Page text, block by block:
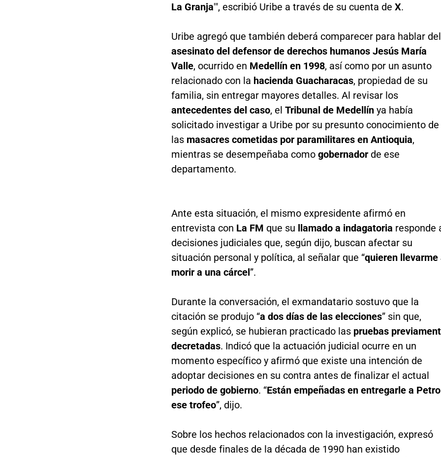
La Granja'", escribió Uribe a través de su cuenta de X.
Uribe agregó que también deberá comparecer para hablar del
asesinato del defensor de derechos humanos Jesús María
Valle, ocurrido en Medellín en 1998, así como por un asunto
relacionado con la hacienda Guacharacas, propiedad de su
familia, sin entregar mayores detalles. Al revisar los
antecedentes del caso, el Tribunal de Medellínya había
solicitado investigar a Uribe por su presunto conocimiento de
las masacres cometidas por paramilitares en Antioquia,
mientras se desempeñaba como gobernadorde ese
departamento.
Ante esta situación, el mismo expresidente afirmó en
entrevista con La FM que su llamado a indagatoria responde
decisiones judiciales que, según dijo, buscan afectar su
situación personal y política, al señalar que “quieren llevarme
morir a una cárcel”.
Durante la conversación, el exmandatario sostuvo que la
citación se produjo “a dos días de las elecciones” sin que,
según explicó, se hubieran practicado las pruebas
decretadas. Indicó que la actuación judicial ocurre en un
momento específico y afirmó que existe una intención de
adoptar decisiones en su contra antes de finalizar el actual
periodo de gobierno. “Están empeñadas en entregarle a Petro
ese trofeo”, dijo.
Sobre los hechos relacionados con la investigación, expresó
que desde finales de la década de 1990 han existido